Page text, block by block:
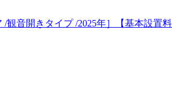
音開きタイプ /2025年］【基本設置料